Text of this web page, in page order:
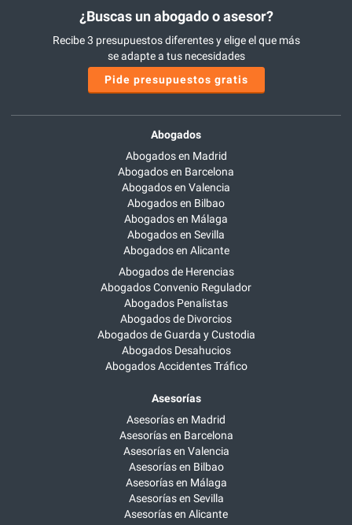
¿Buscas un abogado o asesor?
Recibe 3 presupuestos diferentes y elige el que más
se adapte a tus necesidades
Pide presupuestos gratis
Abogados
Abogados en Madrid
Abogados en Barcelona
Abogados en Valencia
Abogados en Bilbao
Abogados en Málaga
Abogados en Sevilla
Abogados en Alicante
Abogados de Herencias
Abogados Convenio Regulador
Abogados Penalistas
Abogados de Divorcios
Abogados de Guarda y Custodia
Abogados Desahucios
Abogados Accidentes Tráfico
Asesorías
Asesorías en Madrid
Asesorías en Barcelona
Asesorías en Valencia
Asesorías en Bilbao
Asesorías en Málaga
Asesorías en Sevilla
Asesorías en Alicante